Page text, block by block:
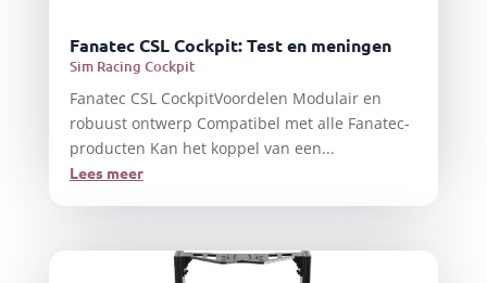
Fanatec CSL Cockpit: Test en meningen
Sim Racing Cockpit
Fanatec CSL CockpitVoordelen Modulair en
robuust ontwerp Compatibel met alle Fanatec-
producten Kan het koppel van een...
Lees meer